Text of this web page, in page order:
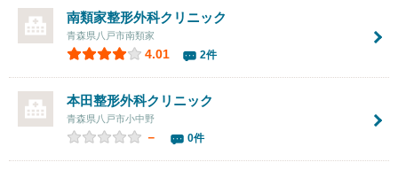
南類家整形外科クリニック
青森県八戸市南類家
4.01 2件
本田整形外科クリニック
青森県八戸市小中野
－ 0件